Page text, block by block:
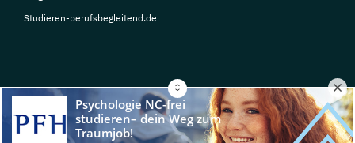
Studieren-berufsbegleitend.de
© Copyright 2026, TarGroup Media GmbH